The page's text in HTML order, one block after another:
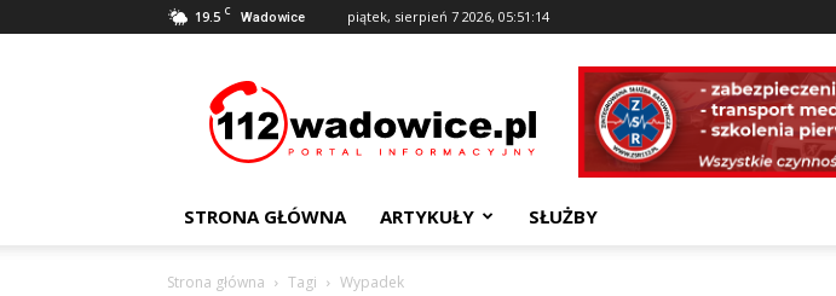
19.5 C Wadowice piątek, sierpień 7 2026, 05:51:14
STRONA GŁÓWNA ARTYKUŁY SŁUŻBY
Strona główna Tagi Wypadek